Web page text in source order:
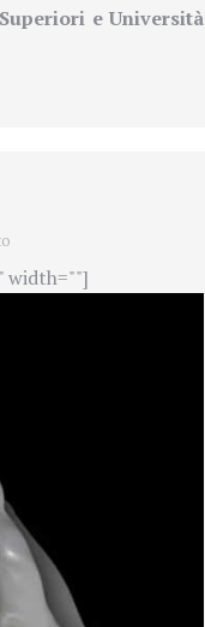
e Università
width=""]